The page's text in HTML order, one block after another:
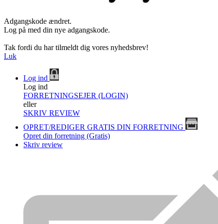
Adgangskode ændret.
Log på med din nye adgangskode.
Tak fordi du har tilmeldt dig vores nyhedsbrev!
Luk
Log ind
Log ind
FORRETNINGSEJER (LOGIN)
eller
SKRIV REVIEW
OPRET/REDIGER GRATIS DIN FORRETNING
Opret din forretning (Gratis)
Skriv review